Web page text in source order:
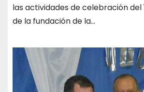
las actividades de celebración del
de la fundación de la…